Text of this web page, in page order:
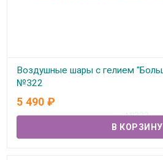
Воздушные шары с гелием
№322
В наличии
5 490 ₽